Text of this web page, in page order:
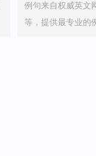
例句来自权威英文
等，提供最专业的